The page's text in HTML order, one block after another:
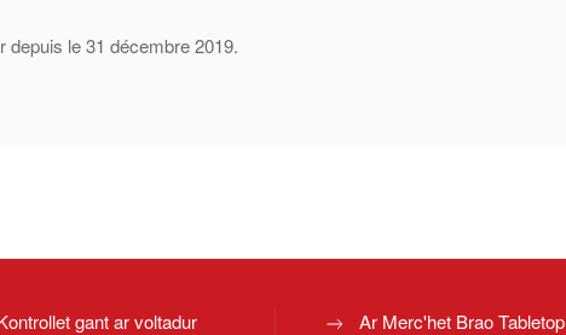
depuis le 31 décembre 2019.
gant ar voltadur
Ar Merc'het Brao Tabletop